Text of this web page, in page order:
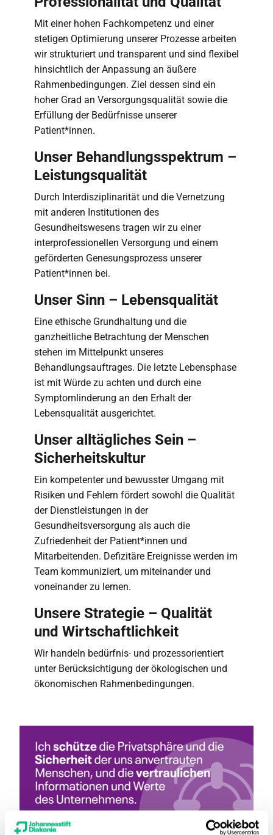
Mit einer hohen Fachkompetenz und einer
stetigen Optimierung unserer Prozesse arbeiten
wir strukturiert und transparent und sind flexibel
hinsichtlich der Anpassung an äußere
Rahmenbedingungen. Ziel dessen sind ein
hoher Grad an Versorgungsqualität sowie die
Erfüllung der Bedürfnisse unserer
Patient*innen.
Unser Behandlungsspektrum –
Leistungsqualität
Durch Interdisziplinarität und die Vernetzung
mit anderen Institutionen des
Gesundheitswesens tragen wir zu einer
interprofessionellen Versorgung und einem
geförderten Genesungsprozess unserer
Patient*innen bei.
Unser Sinn – Lebensqualität
Eine ethische Grundhaltung und die
ganzheitliche Betrachtung der Menschen
stehen im Mittelpunkt unseres
Behandlungsauftrages. Die letzte Lebensphase
ist mit Würde zu achten und durch eine
Symptomlinderung an den Erhalt der
Lebensqualität ausgerichtet.
Unser alltägliches Sein –
Sicherheitskultur
Ein kompetenter und bewusster Umgang mit
Risiken und Fehlern fördert sowohl die Qualität
der Dienstleistungen in der
Gesundheitsversorgung als auch die
Zufriedenheit der Patient*innen und
Mitarbeitenden. Defizitäre Ereignisse werden im
Team kommuniziert, um miteinander und
voneinander zu lernen.
Unsere Strategie – Qualität
und Wirtschaftlichkeit
Wir handeln bedürfnis- und prozessorientiert
unter Berücksichtigung der ökologischen und
ökonomischen Rahmenbedingungen.